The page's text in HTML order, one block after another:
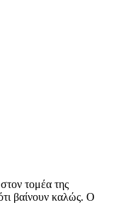
τομέα της
βαίνουν καλώς. Ο